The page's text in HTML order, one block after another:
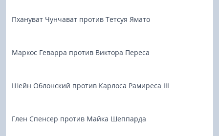
Пхануват Чунчават против Тетсуя Ямато
Маркос Геварра против Виктора Переса
Шейн Облонский против Карлоса Рамиреса III
Глен Спенсер против Майка Шеппарда